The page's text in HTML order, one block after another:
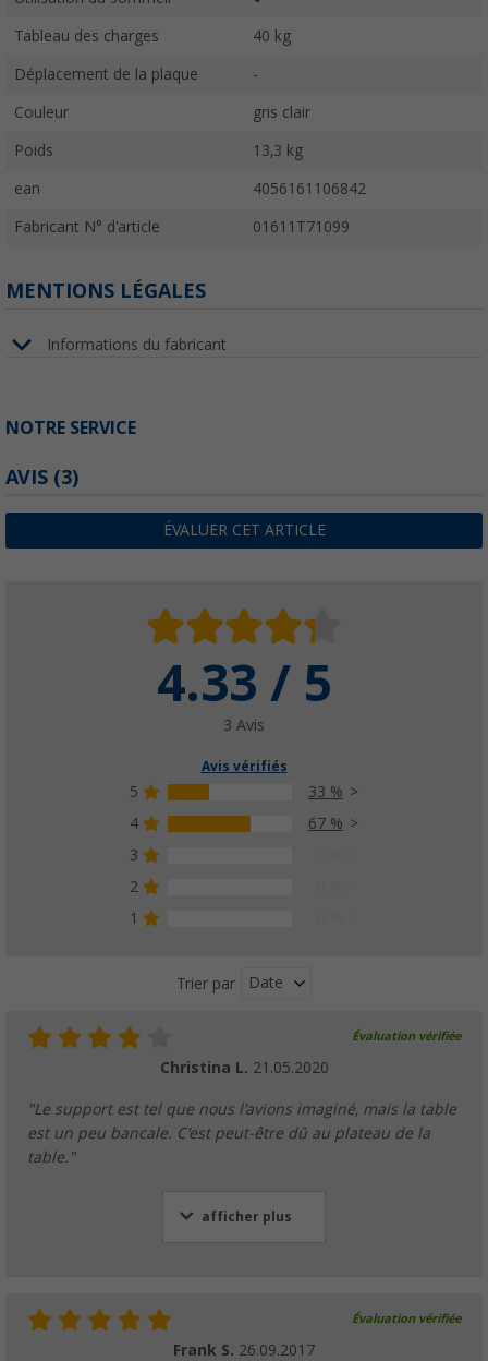
Tableau des charges 40 kg
Déplacement de la plaque -
Couleur gris clair
Poids 13,3 kg
ean 4056161106842
Fabricant N° d'article 01611T71099
MENTIONS LÉGALES
Informations du fabricant
NOTRE SERVICE
AVIS (3)
ÉVALUER CET ARTICLE
4.33 / 5
3 Avis
Avis vérifiés
5
33 %
4
67 %
3
2
1
Trier par Date
Évaluation vérifiée
Christina L. 21.05.2020
"Le support est tel que nous l'avions imaginé, mais la table
est un peu bancale. C'est peut-être dû au plateau de la
table."
afficher plus
Évaluation vérifiée
Frank S. 26.09.2017